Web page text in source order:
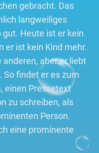
gebracht. Das
langweiliges
gut. Heute ist er kein
er ist kein Kind mehr.
aber er liebt
So findet er es zum
einen Pressetext
zu schreiben, als
Person.
eine prominente